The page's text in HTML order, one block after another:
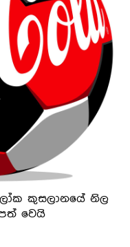
කුසලානයේ නිල
වෙයි